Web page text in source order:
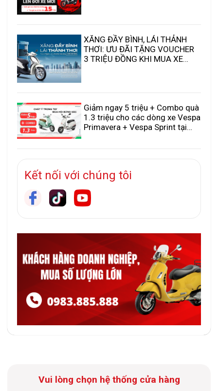
XĂNG ĐẦY BÌNH, LÁI THẢNH
THƠI: ƯU ĐÃI TẶNG VOUCHER
3 TRIỆU ĐỒNG KHI MUA XE
Giảm ngay 5 triệu + Combo quà
1.3 triệu cho các dòng xe Vespa
Primavera + Vespa Sprint tại
Kết nối với chúng tôi
Vui lòng chọn hệ thống cửa hàng